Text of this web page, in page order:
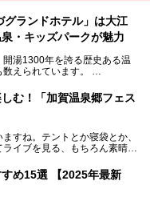
グランドホテル」は大江
・キッズパークが魅力
湯1300年を誇る歴史ある温
えられています。
泉物語 あわづグランドホテ
テル）は客室数97室のホテ
呂を新設。充実したキッズ
星バイキング」がスタート！
ズ＆リゾーツ株式会社【P
む！「加賀温泉郷フェス
すね。テントとか寝袋とか、
イブを見る、もちろん素晴ら
ドロドロになるしうるさくて
ういうのが良かったんですけ
め15選 【2025年最新